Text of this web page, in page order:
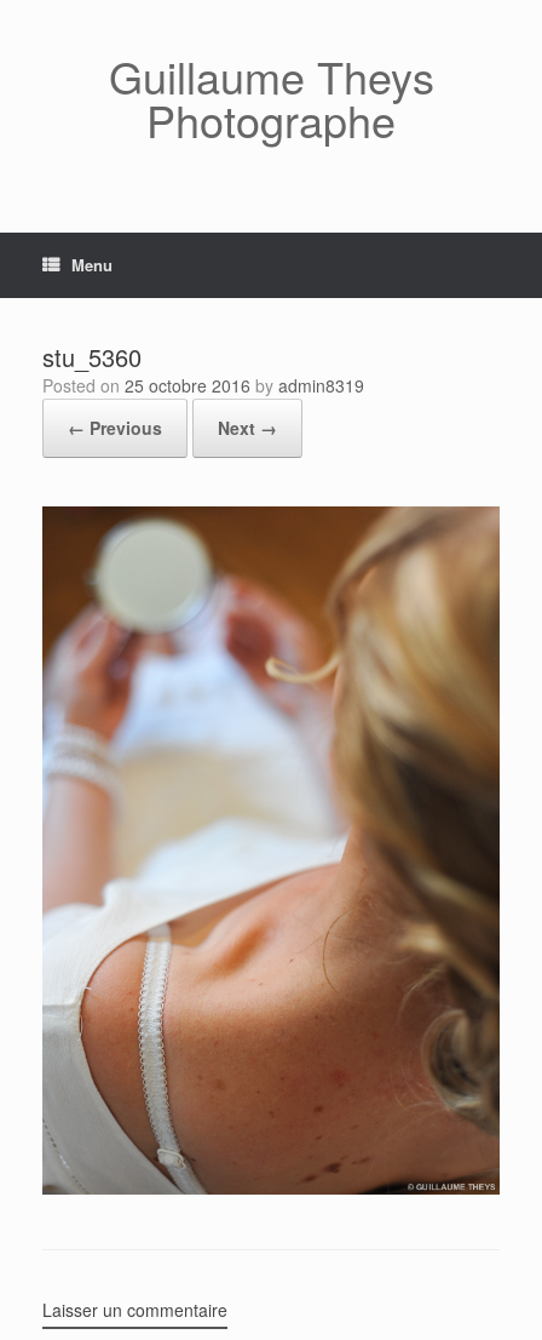
Guillaume Theys
Photographe
Menu
stu_5360
Posted on 25 octobre 2016 by admin8319
← Previous
Next →
Laisser un commentaire